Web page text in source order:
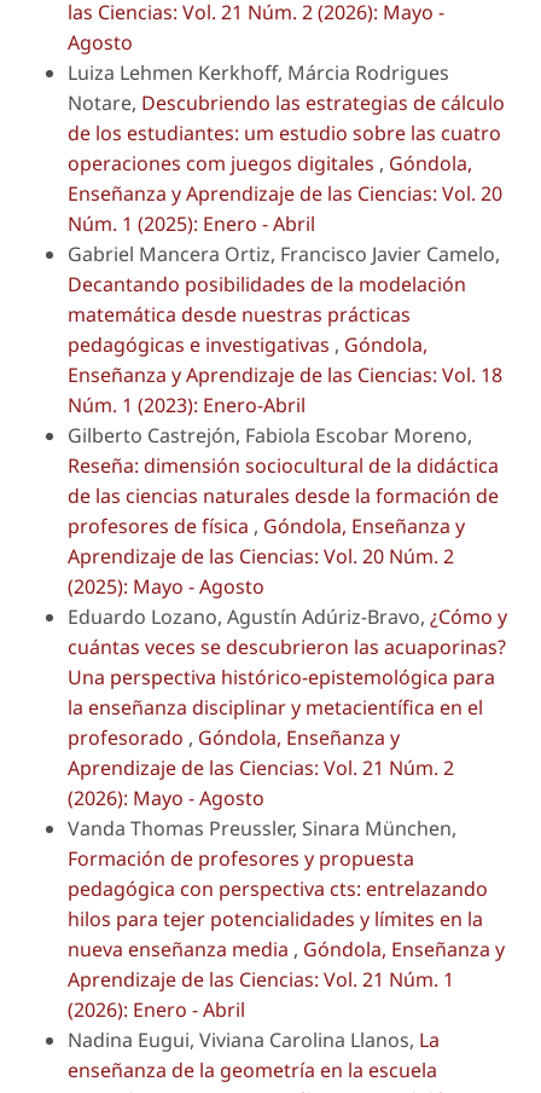
las Ciencias: Vol. 21 Núm. 2 (2026): Mayo -
Agosto
Luiza Lehmen Kerkhoff, Márcia Rodrigues
Notare, Descubriendo las estrategias de cálculo
de los estudiantes: um estudio sobre las cuatro
operaciones com juegos digitales , Góndola,
Enseñanza y Aprendizaje de las Ciencias: Vol. 20
Núm. 1 (2025): Enero - Abril
Gabriel Mancera Ortiz, Francisco Javier Camelo,
Decantando posibilidades de la modelación
matemática desde nuestras prácticas
pedagógicas e investigativas , Góndola,
Enseñanza y Aprendizaje de las Ciencias: Vol. 18
Núm. 1 (2023): Enero-Abril
Gilberto Castrejón, Fabiola Escobar Moreno,
Reseña: dimensión sociocultural de la didáctica
de las ciencias naturales desde la formación de
profesores de física , Góndola, Enseñanza y
Aprendizaje de las Ciencias: Vol. 20 Núm. 2
(2025): Mayo - Agosto
Eduardo Lozano, Agustín Adúriz-Bravo, ¿Cómo y
cuántas veces se descubrieron las acuaporinas?
Una perspectiva histórico-epistemológica para
la enseñanza disciplinar y metacientífica en el
profesorado , Góndola, Enseñanza y
Aprendizaje de las Ciencias: Vol. 21 Núm. 2
(2026): Mayo - Agosto
Vanda Thomas Preussler, Sinara München,
Formación de profesores y propuesta
pedagógica con perspectiva cts: entrelazando
hilos para tejer potencialidades y límites en la
nueva enseñanza media , Góndola, Enseñanza y
Aprendizaje de las Ciencias: Vol. 21 Núm. 1
(2026): Enero - Abril
Nadina Eugui, Viviana Carolina Llanos, La
enseñanza de la geometría en la escuela